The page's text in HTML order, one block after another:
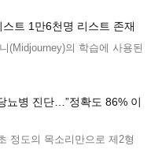
트 1만6천명 리스트 존재
(Midjourney)의 학습에 사용된
뇨병 진단…”정확도 86% 이
정도의 목소리만으로 제2형